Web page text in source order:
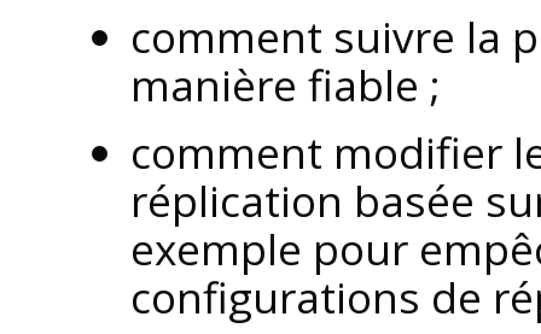
comment suivre la
manière fiable ;
comment modifier
réplication basée
exemple pour
configurations de